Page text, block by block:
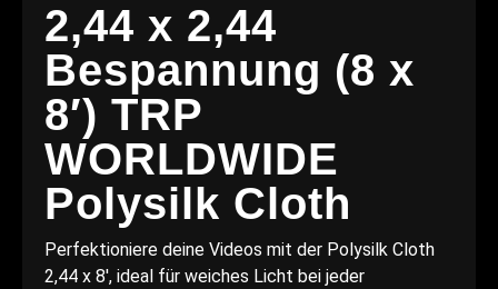
2,44 x 2,44
Bespannung (8 x
8′) TRP
WORLDWIDE
Polysilk Cloth
Perfektioniere deine Videos mit der Polysilk Cloth
2,44 x 8', ideal für weiches Licht bei jeder